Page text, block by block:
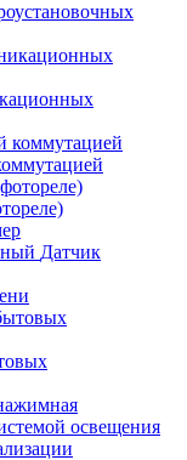
Датчик
освещения